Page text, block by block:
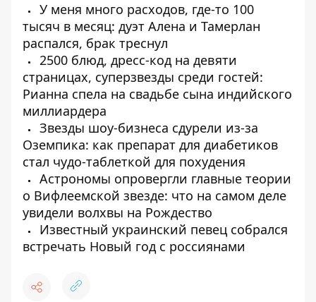
У меня много расходов, где-то 100
тысяч в месяц: дуэт Алена и Тамерлан
распался, брак треснул
2500 блюд, дресс-код на девяти
страницах, суперзвезды среди гостей:
Рианна спела на свадьбе сына индийского
миллиардера
Звезды шоу-бизнеса сдурели из-за
Оземпика: как препарат для диабетиков
стал чудо-таблеткой для похудения
Астрономы опровергли главные теории
о Вифлеемской звезде: что на самом деле
увидели волхвы на Рождество
Известный украинский певец собрался
встречать Новый год с россиянами